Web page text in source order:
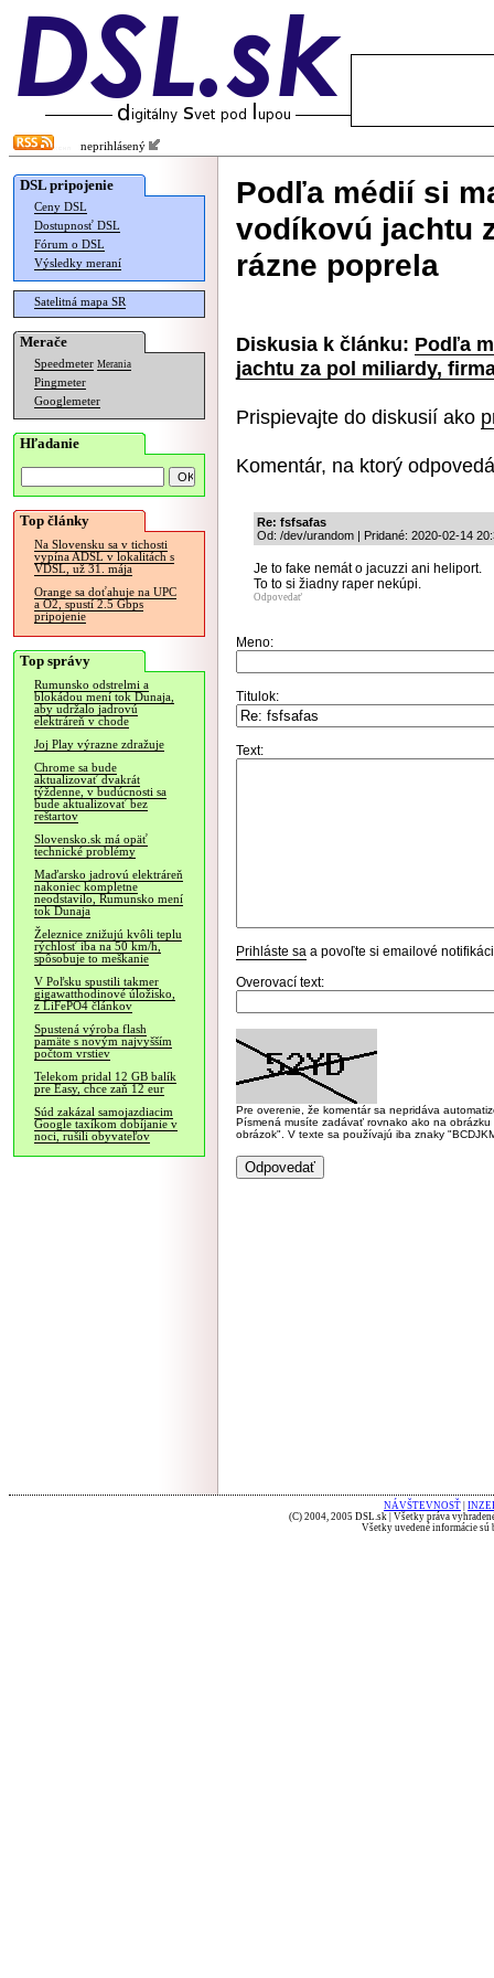
neprihlásený
DSL pripojenie
Ceny DSL
Dostupnosť DSL
Fórum o DSL
Výsledky meraní
Satelitná mapa SR
Merače
Speedmeter Merania
Pingmeter
Googlemeter
Hľadanie
Top články
Na Slovensku sa v tichosti
vypína ADSL v lokalitách s
VDSL, už 31. mája
Orange sa doťahuje na UPC
a O2, spustí 2.5 Gbps
pripojenie
Top správy
Rumunsko odstrelmi a
blokádou mení tok Dunaja,
aby udržalo jadrovú
elektráreň v chode
Joj Play výrazne zdražuje
Chrome sa bude
aktualizovať dvakrát
týždenne, v budúcnosti sa
bude aktualizovať bez
reštartov
Slovensko.sk má opäť
technické problémy
Maďarsko jadrovú elektráreň
nakoniec kompletne
neodstavilo, Rumunsko mení
tok Dunaja
Železnice znižujú kvôli teplu
rýchlosť iba na 50 km/h,
spôsobuje to meškanie
V Poľsku spustili takmer
gigawatthodinové úložisko,
z LiFePO4 článkov
Spustená výroba flash
pamäte s novým najvyšším
počtom vrstiev
Telekom pridal 12 GB balík
pre Easy, chce zaň 12 eur
Súd zakázal samojazdiacim
Google taxíkom dobíjanie v
noci, rušili obyvateľov
Podľa médií si
vodíkovú jachtu
rázne poprela
Diskusia k článku: Podľa
jachtu za pol miliardy,
Prispievajte do diskusií ako
Komentár, na ktorý
Re: fsfsafas
Od: /dev/urandom | Pridané: 2020-02-14
Je to fake nemát o jacuzzi ani heliport.
To to si žiadny raper nekúpi.
Odpovedať
Meno:
Titulok:
Text:
Prihláste sa a povoľte si emailové
Overovací text:
Pre overenie, že komentár sa nepridáva
Písmená musíte zadávať rovnako ako na
obrázok". V texte sa používajú iba znaky
NÁVŠTEVNOSŤ
(C) 2004, 2005 DSL.sk | Všetky práva
Všetky uvedené informácie sú